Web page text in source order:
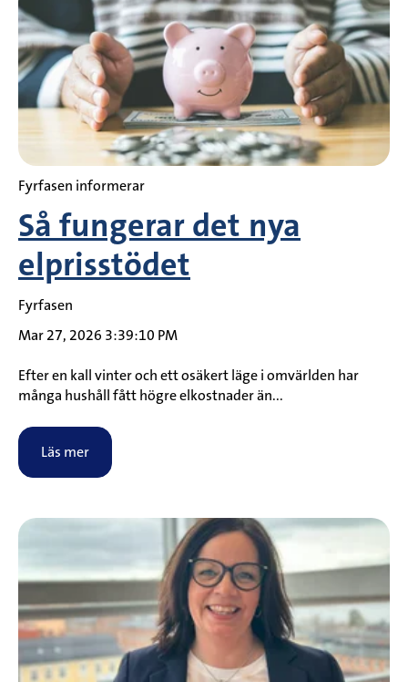
Fyrfasen informerar
Så fungerar det nya
elprisstödet
Fyrfasen
Mar 27, 2026 3:39:10 PM
Efter en kall vinter och ett osäkert läge i omvärlden har
många hushåll fått högre elkostnader än...
Läs mer